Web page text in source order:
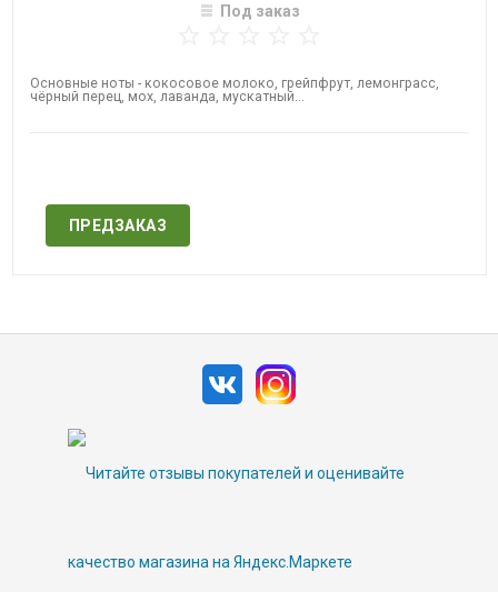
Под заказ
Основные ноты - кокосовое молоко, грейпфрут, лемонграсс,
чёрный перец, мох, лаванда, мускатный...
ПРЕДЗАКАЗ